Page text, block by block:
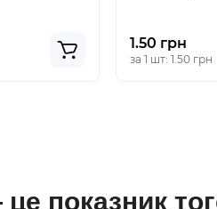
1.50 грн
за 1 шт: 1.50 грн
показник